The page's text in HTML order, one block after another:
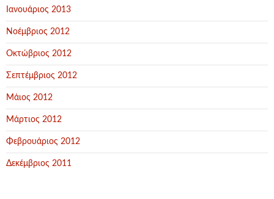
Ιανουάριος 2013
Νοέμβριος 2012
Οκτώβριος 2012
Σεπτέμβριος 2012
Μάιος 2012
Μάρτιος 2012
Φεβρουάριος 2012
Δεκέμβριος 2011